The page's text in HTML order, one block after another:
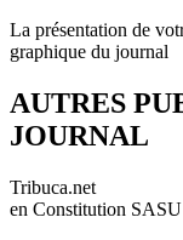
La présentation de
graphique du journal
AUTRES
JOURNAL
Tribuca.net
en Constitution SASU